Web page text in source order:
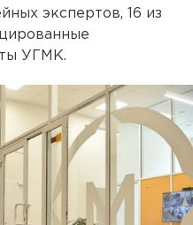
экспертов, 16 из
УГМК.